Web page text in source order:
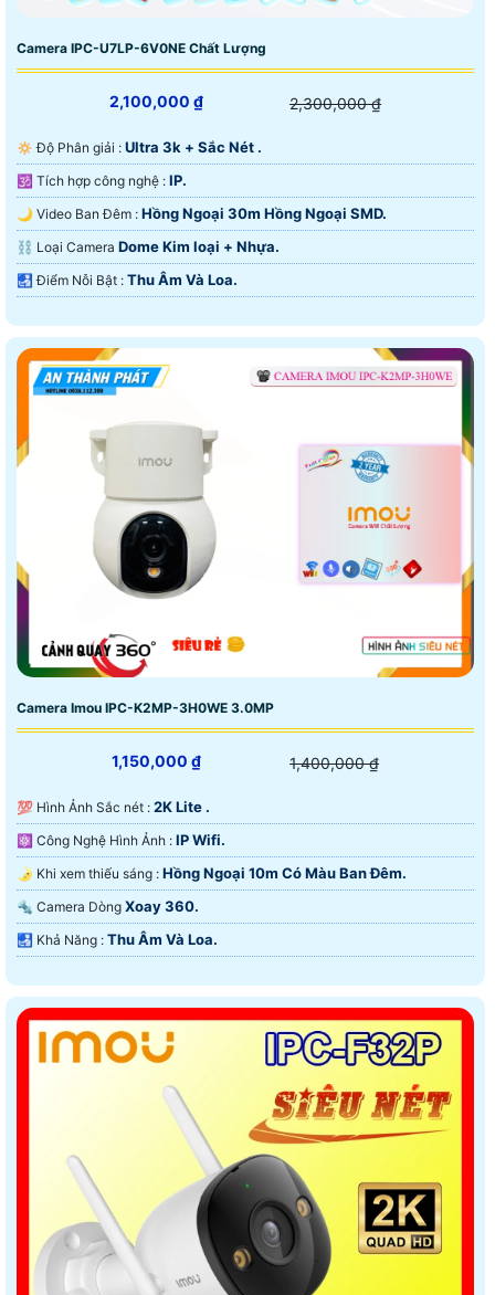
Camera IPC-U7LP-6V0NE Chất Lượng
2,100,000 ₫ 2,300,000 ₫
🔅 Độ Phân giải : Ultra 3k + Sắc Nét .
🕉️ Tích hợp công nghệ : IP.
🌙 Video Ban Đêm : Hồng Ngoại 30m Hồng Ngoại SMD.
⛓ Loại Camera Dome Kim loại + Nhựa.
️🛃 Điểm Nỗi Bật : Thu Âm Và Loa.
Camera Imou IPC-K2MP-3H0WE 3.0MP
1,150,000 ₫ 1,400,000 ₫
💯 Hình Ảnh Sắc nét : 2K Lite .
⚛️ Công Nghệ Hình Ảnh : IP Wifi.
🌛 Khi xem thiếu sáng : Hồng Ngoại 10m Có Màu Ban Ðêm.
🔩 Camera Dòng Xoay 360.
️🛃 Khả Năng : Thu Âm Và Loa.